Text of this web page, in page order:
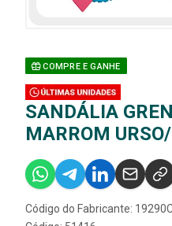
COMPRE E GANHE
SANDÁLIA
MARROM
Código do Fabricante: